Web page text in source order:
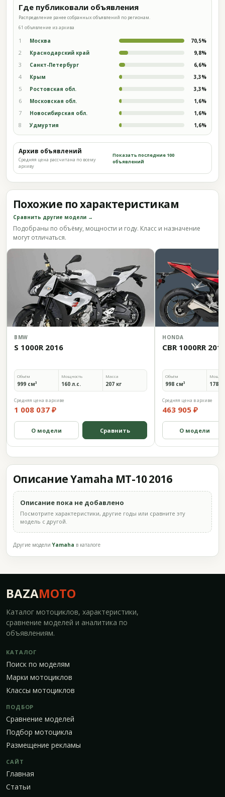
Где публиковали объявления
Распределение ранее собранных объявлений по регионам.
61 объявление из архива
1 Москва 70,5%
2 Краснодарский край 9,8%
3 Санкт-Петербург 6,6%
4 Крым 3,3%
5 Ростовская обл. 3,3%
6 Московская обл. 1,6%
7 Новосибирская обл. 1,6%
8 Удмуртия 1,6%
Архив объявлений
Средняя цена рассчитана по всему
архиву
Показать последние 100
объявлений
Похожие по характеристикам
Сравнить другие модели →
Подобраны по объёму, мощности и году. Класс и назначение
могут отличаться.
BMW
S 1000R 2016
Объём
999 см³
Мощность
160 л.с.
Масса
207 кг
Средняя цена в архиве
1 008 037 ₽
О модели Сравнить
HONDA
CBR 1000RR
Объём
998 см³ 178
Средняя цена в архиве
463 905 ₽
О модели
Описание Yamaha MT-10 2016
Описание пока не добавлено
Посмотрите характеристики, другие годы или сравните эту
модель с другой.
Другие моделиYamaha в каталоге
BAZAMOTO
Каталог мотоциклов, характеристики,
сравнение моделей и аналитика по
объявлениям.
КАТАЛОГ
Поиск по моделям
Марки мотоциклов
Классы мотоциклов
ПОДБОР
Сравнение моделей
Подбор мотоцикла
Размещение рекламы
САЙТ
Главная
Статьи